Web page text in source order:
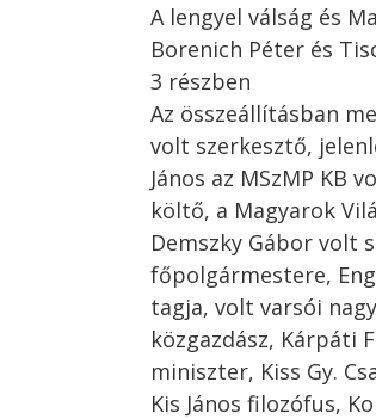
A lengyel válság és
Borenich Péter és
3 részben
Az összeállításban
volt szerkesztő,
János az MSzMP KB
költő, a Magyarok
Demszky Gábor volt
főpolgármestere,
tagja, volt varsói
közgazdász, Kárpáti
miniszter, Kiss Gy.
Kis János filozófus,